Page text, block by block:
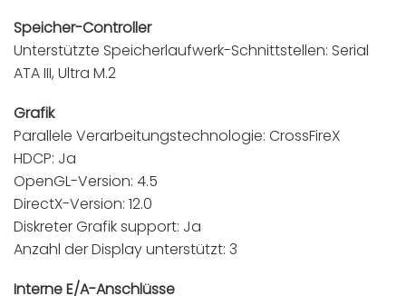
Speicher-Controller
Unterstützte Speicherlaufwerk-Schnittstellen: Serial
ATA III, Ultra M.2
Grafik
Parallele Verarbeitungstechnologie: CrossFireX
HDCP: Ja
OpenGL-Version: 4.5
DirectX-Version: 12.0
Diskreter Grafik support: Ja
Anzahl der Display unterstützt: 3
Interne E/A-Anschlüsse